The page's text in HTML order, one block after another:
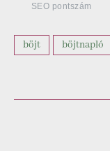
SEO pontszám
böjt böjtnapló